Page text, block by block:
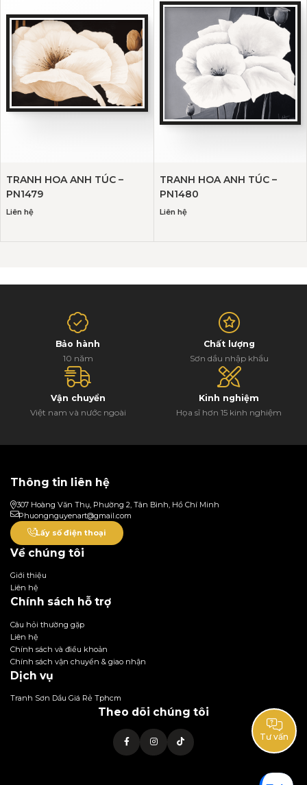
TRANH HOA ANH TÚC –
PN1479
Liên hệ
TRANH HOA ANH TÚC –
PN1480
Liên hệ
Bảo hành
10 năm
Chất lượng
Sơn dầu nhập khẩu
Vận chuyển
Việt nam và nước ngoài
Kinh nghiệm
Họa sĩ hơn 15 kinh nghiệm
Thông tin liên hệ
307 Hoàng Văn Thụ, Phường 2, Tân Bình, Hồ Chí Minh
Phuongnguyenart@gmail.com
Lấy số điện thoại
Về chúng tôi
Giới thiệu
Liên hệ
Chính sách hỗ trợ
Câu hỏi thường gặp
Liên hệ
Chính sách và điều khoản
Chính sách vận chuyển & giao nhận
Dịch vụ
Tranh Sơn Dầu Giá Rẻ Tphcm
Theo dõi chúng tôi
Tư vấn